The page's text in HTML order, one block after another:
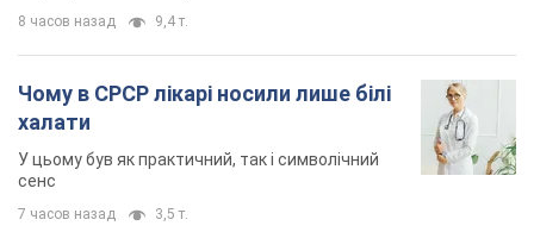
8 часов назад 9,4 т.
Чому в СРСР лікарі носили лише білі
халати
У цьому був як практичний, так і символічний
сенс
7 часов назад 3,5 т.